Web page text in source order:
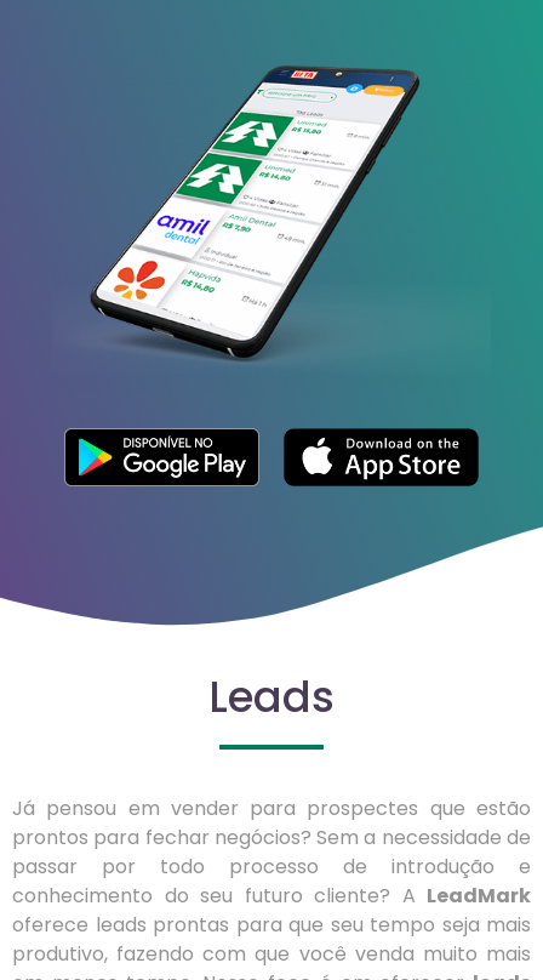
Leads
Já pensou em vender para prospectes que estão
prontos para fechar negócios? Sem a necessidade de
passar por todo processo de introdução e
conhecimento do seu futuro cliente? A LeadMark
oferece leads prontas para que seu tempo seja mais
produtivo, fazendo com que você venda muito mais